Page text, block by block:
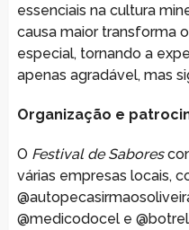
essenciais na cultura
causa maior transforma
especial, tornando a
apenas agradável, mas
Organização e
O Festival de Sabores
várias empresas locais,
@medicodocel e